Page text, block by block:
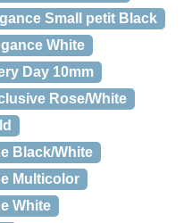
Small petit Black
White
Day 10mm
Rose/White
Black/White
Multicolor
White